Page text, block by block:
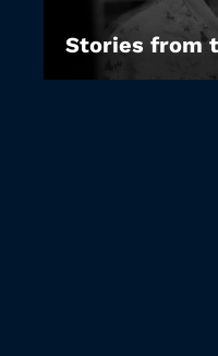
Stories from
LEIHEN